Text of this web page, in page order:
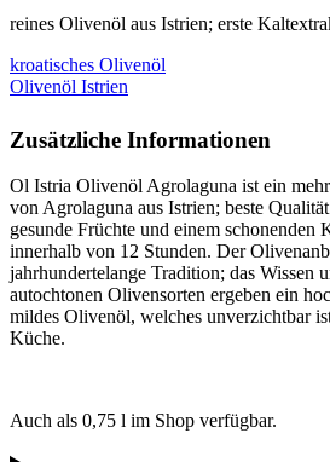
reines Olivenöl aus Istrien; erste
kroatisches Olivenöl
Olivenöl Istrien
Zusätzliche Informationen
Ol Istria Olivenöl Agrolaguna ist ein
von Agrolaguna aus Istrien; beste
gesunde Früchte und einem schonenden
innerhalb von 12 Stunden. Der
jahrhundertelange Tradition; das Wissen
autochtonen Olivensorten ergeben ein
mildes Olivenöl, welches unverzichtbar
Küche.
Auch als 0,75 l im Shop verfügbar.